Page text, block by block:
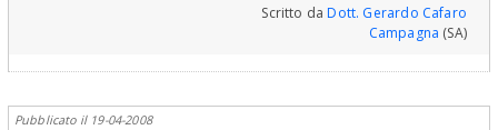
Scritto daDott. Gerardo Cafaro
Campagna (SA)
Pubblicato il 19-04-2008